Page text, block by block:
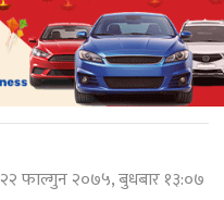
२२ फाल्गुन २०७५, बुधबार १३:०७